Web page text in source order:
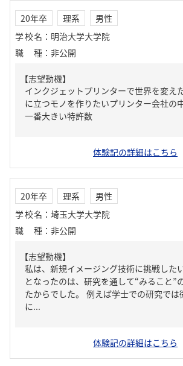
20年卒 理系
男性
学校名 ： 明治大学大学院
職種 ： 非公開
【志望動機】
インクジェットプリンターで世界を変え
に立つモノを作りたいプリンター会社の
一番大きい特許数
体験記の詳細はこちら
20年卒 理系
男性
学校名 ： 埼玉大学大学院
職種 ： 非公開
【志望動機】
私は、新規イメージング技術に挑戦した
となったのは、研究を通して“みること”
たからでした。 例えば学士での研究では
に...
体験記の詳細はこちら